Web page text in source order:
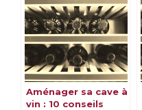
Aménager sa cave à
vin : 10 conseils